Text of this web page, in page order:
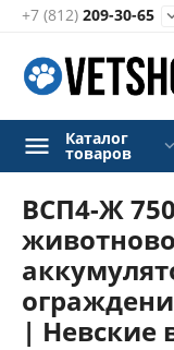
+7 (812) 209-30-65
Каталог
товаров
ВСП4-Ж
| Невские